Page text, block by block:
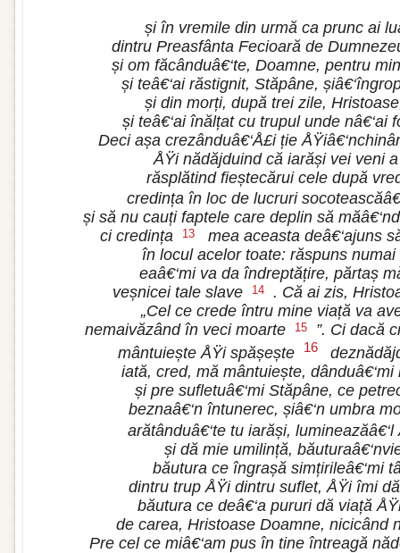
și în vremile din urmă ca prunc ai
dintru Preasfânta Fecioară de
și om făcânduâ€‘te, Doamne, pentru
și teâ€‘ai răstignit, Stăpâne,
și din morți, după trei zile,
și teâ€‘ai înălțat cu trupul unde nâ€‘ai
Deci așa crezânduâ€‘Å£i ție
ÅŸi nădăjduind că iarăși vei veni
răsplătind fieștecărui cele după
credința în loc de lucruri
și să nu cauți faptele care deplin să
ci credința
13
mea aceasta deâ€‘ajuns
în locul acelor toate: răspuns numai
eaâ€‘mi va da îndreptățire, părtaș
veșnicei tale slave
14
. Că ai zis,
„Cel ce crede întru mine viață va
nemaivăzând în veci moarte
15
”. Ci dacă
mântuiește ÅŸi spășește
16
iată, cred, mă mântuiește,
și pre sufletuâ€‘mi Stăpâne, ce
beznaâ€‘n întunerec, șiâ€‘n umbra
arătânduâ€‘te tu iarăși,
și dă mie umilință,
băutura ce îngrașă simțirileâ€‘mi
dintru trup ÅŸi dintru suflet, ÅŸi îmi
băutura ce deâ€‘a pururi dă viață
de carea, Hristoase Doamne, nicicând
Pre cel ce miâ€‘am pus în tine întreagă